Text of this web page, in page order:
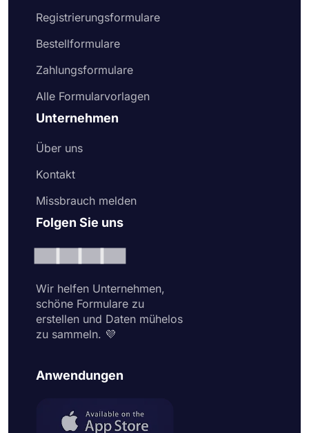
Registrierungsformulare
Bestellformulare
Zahlungsformulare
Alle Formularvorlagen
Unternehmen
Über uns
Kontakt
Missbrauch melden
Folgen Sie uns
Wir helfen Unternehmen,
schöne Formulare zu
erstellen und Daten mühelos
zu sammeln. 💜
Anwendungen